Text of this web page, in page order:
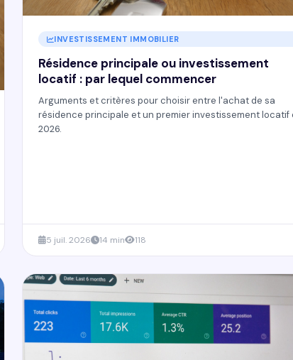
INVESTISSEMENT IMMOBILIER
Résidence principale ou investissement
locatif : par lequel commencer
Arguments et critères pour choisir entre l'achat de sa
résidence principale et un premier investissement locatif
2026.
5 juil. 2026 14 min 118